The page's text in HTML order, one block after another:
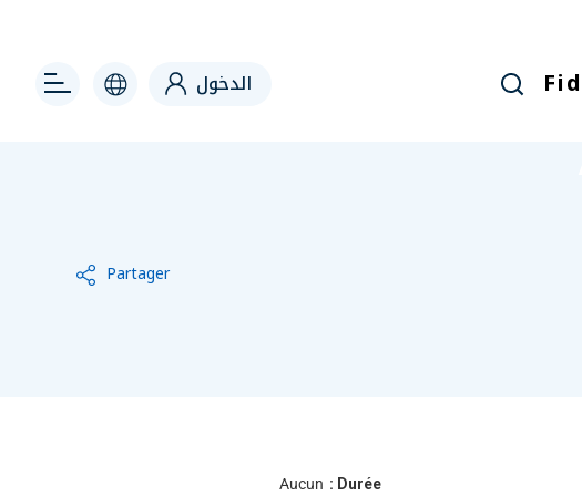
الدخول right
Partager
Durée :
Aucun